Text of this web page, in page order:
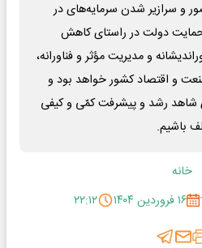
و سرازیر شدن سرمایه‌های در
دولت در راستای کاهش
و مدیریت مؤثر و فناورانه،
صنعت و اقتصاد کشور خواهد بود و
شاهد رشد و پیشرفت کمّی و کیفی
باشیم.
خانه
۱۶ فروردین ۱۴۰۴ ۲۲:۱۲